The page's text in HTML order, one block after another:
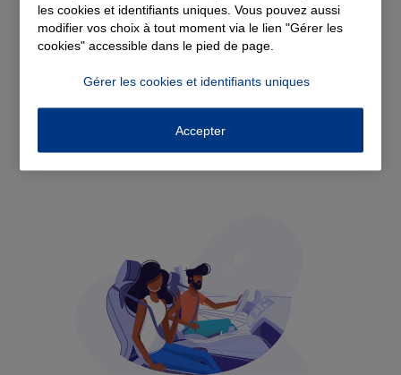
Voir tous les avis
Découvrez nos
solutions d'assurance
les cookies et identifiants uniques. Vous pouvez aussi
modifier vos choix à tout moment via le lien "Gérer les
cookies" accessible dans le pied de page.
Gérer les cookies et identifiants uniques
Accepter